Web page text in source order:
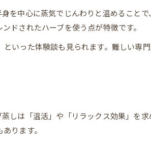
を中心に蒸気でじんわりと温めることで
ドされたハーブを使う点が特徴です。
いった体験談も見られます。難しい専
しは「温活」や「リラックス効果」を求
ります。